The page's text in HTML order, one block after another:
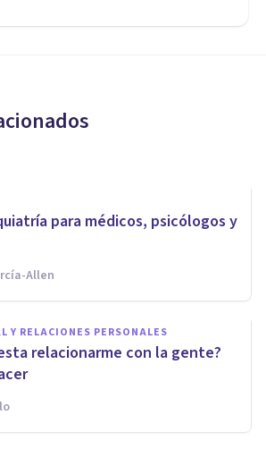
relación entre el
para médicos, psicólogos y
Allen
Y RELACIONES PERSONALES
relacionarme con la gente?
de la
síntomas y